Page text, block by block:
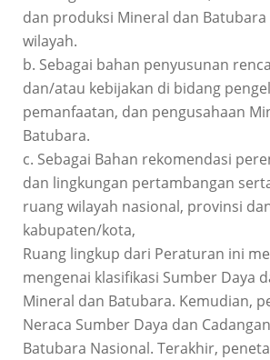
dan produksi Mineral dan
wilayah.
b. Sebagai bahan penyusunan
dan/atau kebijakan di bidang
pemanfaatan, dan pengusahaan
Batubara.
c. Sebagai Bahan rekomendasi
dan lingkungan pertambangan
ruang wilayah nasional, provinsi
kabupaten/kota,
Ruang lingkup dari Peraturan ini
mengenai klasifikasi Sumber Daya
Mineral dan Batubara. Kemudian,
Neraca Sumber Daya dan
Batubara Nasional. Terakhir,